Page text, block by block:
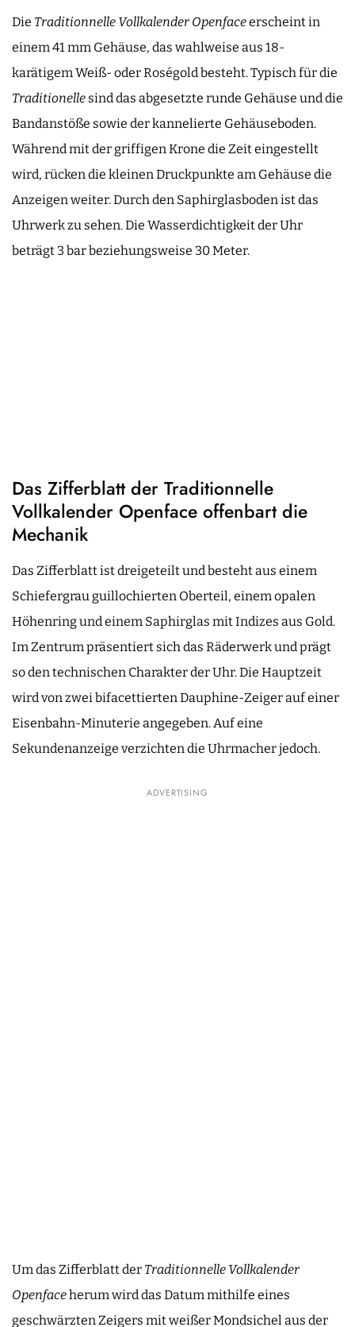
Die Traditionnelle Vollkalender Openfaceerscheint in
einem 41 mm Gehäuse, das wahlweise aus 18-
karätigem Weiß- oder Roségold besteht. Typisch für die
Traditionelle sind das abgesetzte runde Gehäuse und die
Bandanstöße sowie der kannelierte Gehäuseboden.
Während mit der griffigen Krone die Zeit eingestellt
wird, rücken die kleinen Druckpunkte am Gehäuse die
Anzeigen weiter. Durch den Saphirglasboden ist das
Uhrwerk zu sehen. Die Wasserdichtigkeit der Uhr
beträgt 3 bar beziehungsweise 30 Meter.
Das Zifferblatt der Traditionnelle
Vollkalender Openface offenbart die
Mechanik
Das Zifferblatt ist dreigeteilt und besteht aus einem
Schiefergrau guillochierten Oberteil, einem opalen
Höhenring und einem Saphirglas mit Indizes aus Gold.
Im Zentrum präsentiert sich das Räderwerk und prägt
so den technischen Charakter der Uhr. Die Hauptzeit
wird von zwei bifacettierten Dauphine-Zeiger auf einer
Eisenbahn-Minuterie angegeben. Auf eine
Sekundenanzeige verzichten die Uhrmacher jedoch.
ADVERTISING
Um das Zifferblatt der Traditionnelle Vollkalender
Openfaceherum wird das Datum mithilfe eines
geschwärzten Zeigers mit weißer Mondsichel aus der